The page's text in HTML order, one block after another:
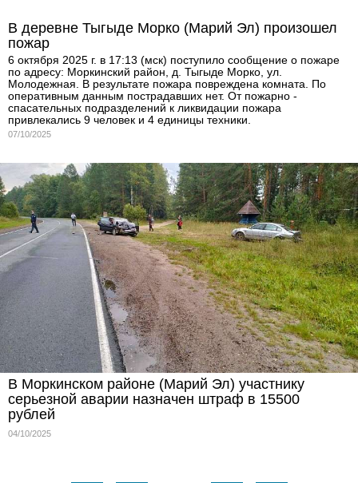
В деревне Тыгыде Морко (Марий Эл) произошел
пожар
6 октября 2025 г. в 17:13 (мск) поступило сообщение о пожаре
по адресу: Моркинский район, д. Тыгыде Морко, ул.
Молодежная. В результате пожара повреждена комната. По
оперативным данным пострадавших нет. От пожарно -
спасательных подразделений к ликвидации пожара
привлекались 9 человек и 4 единицы техники.
07/10/2025
В Моркинском районе (Марий Эл) участнику
серьезной аварии назначен штраф в 15500
рублей
04/10/2025